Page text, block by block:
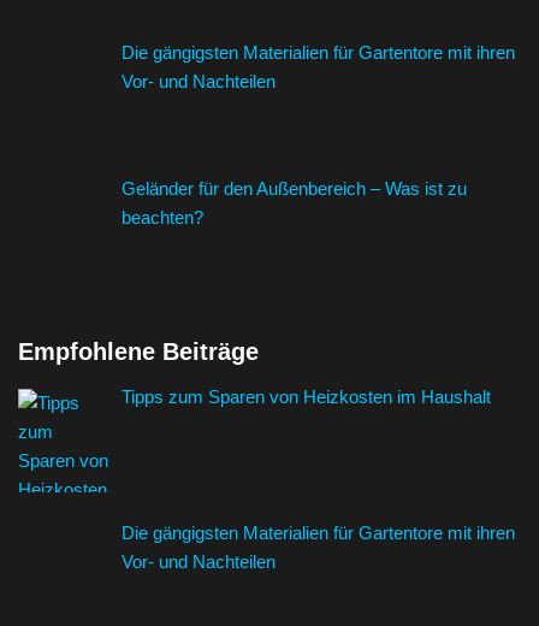
Die gängigsten Materialien für Gartentore mit ihren
Vor- und Nachteilen
Geländer für den Außenbereich – Was ist zu
beachten?
Empfohlene Beiträge
Tipps zum Sparen von Heizkosten im Haushalt
Die gängigsten Materialien für Gartentore mit ihren
Vor- und Nachteilen